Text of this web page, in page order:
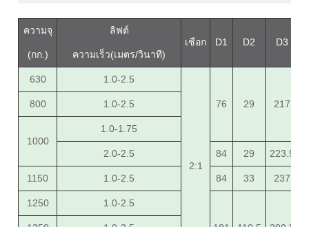
ความจุ
(กก.)
ลิฟต์
ความเร็ว(เมตร/วินาที)
เชือก D1 D2 D3
630 1.0-2.5
2:1
76 29 217
800 1.0-2.5
1000
1.0-1.75
2.0-2.5 84 29 223.5
1150 1.0-2.5 84 33 237
1250 1.0-2.5